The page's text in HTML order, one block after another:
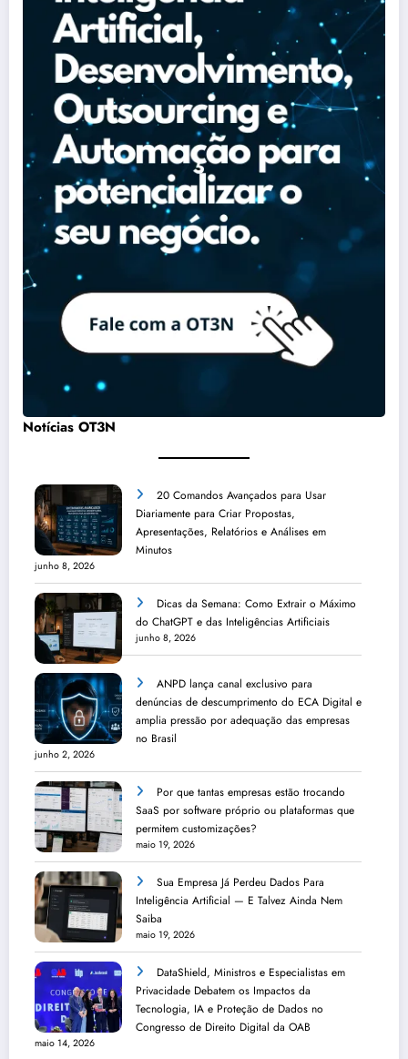
Notícias OT3N
20 Comandos Avançados para Usar
Diariamente para Criar Propostas,
Apresentações, Relatórios e Análises em
Minutos
junho 8, 2026
Dicas da Semana: Como Extrair o Máximo
do ChatGPT e das Inteligências Artificiais
junho 8, 2026
ANPD lança canal exclusivo para
denúncias de descumprimento do ECA Digital e
amplia pressão por adequação das empresas
no Brasil
junho 2, 2026
Por que tantas empresas estão trocando
SaaS por software próprio ou plataformas que
permitem customizações?
maio 19, 2026
Sua Empresa Já Perdeu Dados Para
Inteligência Artificial — E Talvez Ainda Nem
Saiba
maio 19, 2026
DataShield, Ministros e Especialistas em
Privacidade Debatem os Impactos da
Tecnologia, IA e Proteção de Dados no
Congresso de Direito Digital da OAB
maio 14, 2026